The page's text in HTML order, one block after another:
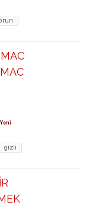
Yeni
gizli